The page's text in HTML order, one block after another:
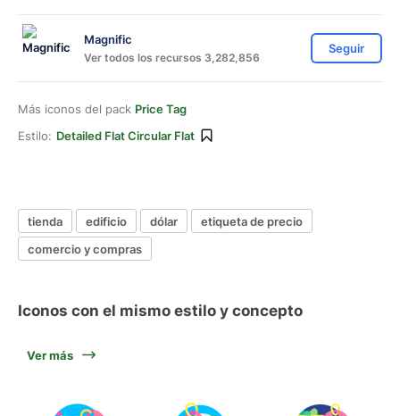
Magnific
Ver todos los recursos 3,282,856
Seguir
Más iconos del pack Price Tag
Estilo: Detailed Flat Circular Flat
tienda edificio dólar
etiqueta de precio
comercio y compras
Iconos con el mismo estilo y concepto
Ver más